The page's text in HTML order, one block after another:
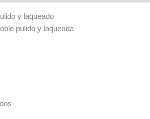
y laqueado
pulido y laqueada